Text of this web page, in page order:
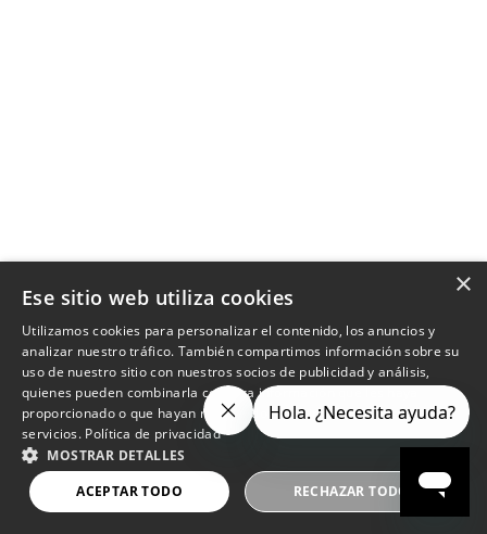
×
Ese sitio web utiliza cookies
Utilizamos cookies para personalizar el contenido, los anuncios y
analizar nuestro tráfico. También compartimos información sobre su
uso de nuestro sitio con nuestros socios de publicidad y análisis,
quienes pueden combinarla con otra información que les haya
proporcionado o que hayan recopilado a partir del uso de sus
servicios. Política de privacidad
MOSTRAR DETALLES
ACEPTAR TODO
RECHAZAR TODO